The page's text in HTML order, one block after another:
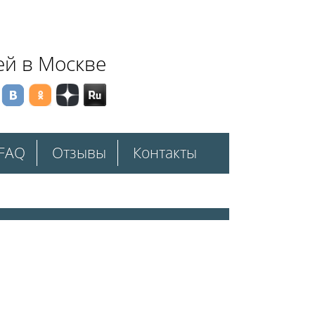
в Москве
Отзывы Контакты